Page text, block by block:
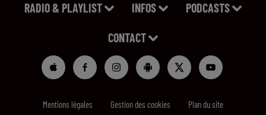
RADIO & PLAYLIST INFOS PODCASTS
CONTACT
Mentions légales Gestion des cookies Plan du site